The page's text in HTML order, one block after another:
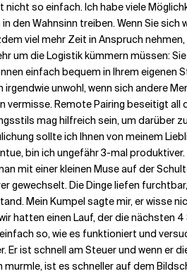
so einfach. Ich habe viele
den Wahnsinn treiben. Wenn Sie
viel mehr Zeit in Anspruch
um die Logistik kümmern müssen:
einfach bequem in Ihrem eigenen
unwohl, wenn sich andere
Remote Pairing beseitigt all
mag hilfreich sein, um darüber
sollte ich Ihnen von meinem
bin ich ungefähr 3-mal
mit einer kleinen Muse auf der
gewechselt. Die Dinge liefen
Mein Kumpel sagte mir, er wisse
hatten einen Lauf, der die nächsten
so, wie es funktioniert und
ist schnell am Steuer und wenn er
ist es schneller auf dem